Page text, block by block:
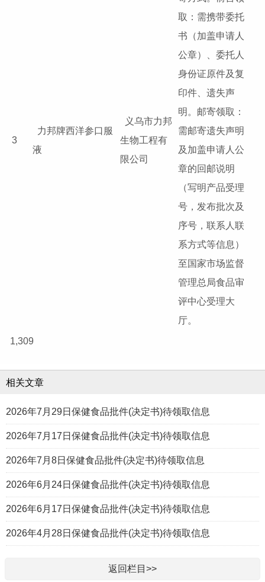
3
力邦牌西洋参口服
液
义乌市力邦
生物工程有
限公司
取：需携带委托
书（加盖申请人
公章）、委托人
身份证原件及复
印件、遗失声
明。邮寄领取：
需邮寄遗失声明
及加盖申请人公
章的回邮说明
（写明产品受理
号，发布批次及
序号，联系人联
系方式等信息）
至国家市场监督
管理总局食品审
评中心受理大
厅。
1,309
相关文章
2026年7月29日保健食品批件(决定书)待领取信息
2026年7月17日保健食品批件(决定书)待领取信息
2026年7月8日保健食品批件(决定书)待领取信息
2026年6月24日保健食品批件(决定书)待领取信息
2026年6月17日保健食品批件(决定书)待领取信息
2026年4月28日保健食品批件(决定书)待领取信息
返回栏目>>